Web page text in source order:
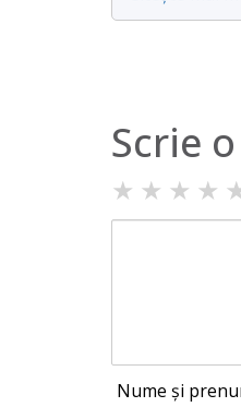
Scrie
★ ★ ★ ★
Nume și